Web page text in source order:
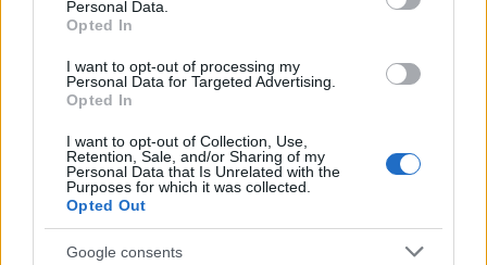
Personal Data.
Opted In
I want to opt-out of processing my
Personal Data for Targeted Advertising.
Opted In
I want to opt-out of Collection, Use,
Retention, Sale, and/or Sharing of my
Personal Data that Is Unrelated with the
Purposes for which it was collected.
Opted Out
Google consents